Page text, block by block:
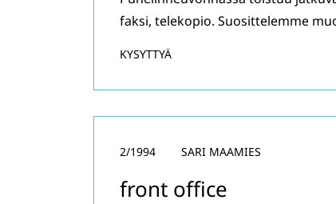
faksi, telekopio. Suosittelemme
KYSYTTYÄ
front office
2/1994 SARI MAAMIES